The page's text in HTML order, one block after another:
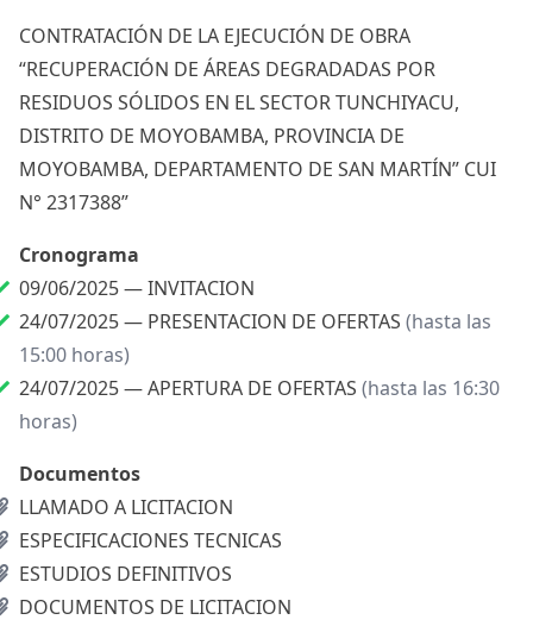
CONTRATACIÓN DE LA EJECUCIÓN DE OBRA
“RECUPERACIÓN DE ÁREAS DEGRADADAS POR
RESIDUOS SÓLIDOS EN EL SECTOR TUNCHIYACU,
DISTRITO DE MOYOBAMBA, PROVINCIA DE
MOYOBAMBA, DEPARTAMENTO DE SAN MARTÍN” CUI
N° 2317388”
Cronograma
09/06/2025 —INVITACION
24/07/2025 — PRESENTACION DE OFERTAS (hasta las
15:00 horas)
24/07/2025 —APERTURA DE OFERTAS (hasta las 16:30
horas)
Documentos
LLAMADO A LICITACION
ESPECIFICACIONES TECNICAS
ESTUDIOS DEFINITIVOS
DOCUMENTOS DE LICITACION